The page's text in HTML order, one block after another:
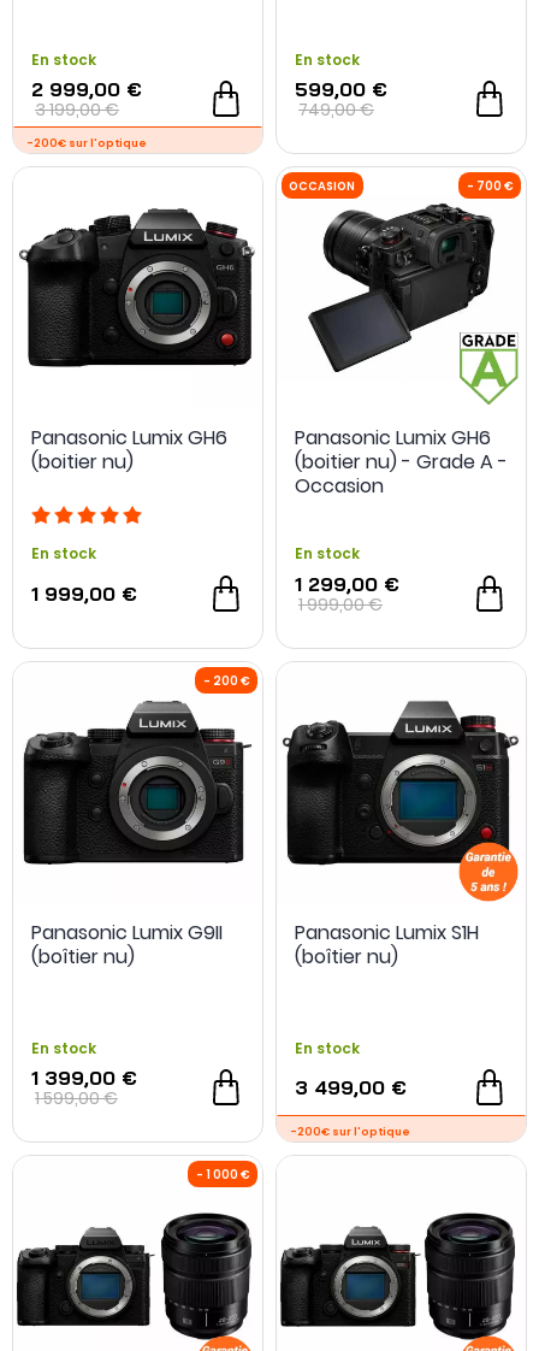
-200€ sur l'optique
En stock
2 999,00 €
3 199,00 €
En stock
599,00 €
749,00 €
Panasonic Lumix GH6
(boitier nu)
En stock
1 999,00 €
OCCASION
Panasonic Lumix GH6
(boitier nu) - Grade A -
Occasion
En stock
1 299,00 €
1 999,00 €
Panasonic Lumix G9II
(boîtier nu)
En stock
1 399,00 €
1 599,00 €
Panasonic Lumix S1H
(boîtier nu)
En stock
3 499,00 €